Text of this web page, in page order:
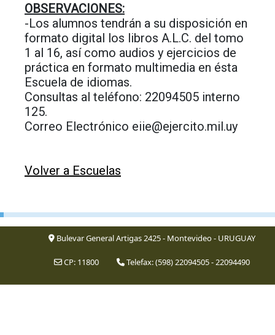
OBSERVACIONES:
-Los alumnos tendrán a su disposición en
formato digital los libros A.L.C. del tomo
1 al 16, así como audios y ejercicios de
práctica en formato multimedia en ésta
Escuela de idiomas.
Consultas al teléfono: 22094505 interno
125.
Correo Electrónico eiie@ejercito.mil.uy
Volver a Escuelas
Bulevar General Artigas 2425 - Montevideo - URUGUAY
CP: 11800 Telefax: (598) 22094505 - 22094490